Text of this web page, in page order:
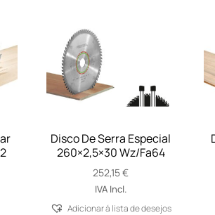
Disco De Serra Especial
260×2,5×30 Wz/Fa64
252,15€
IVA Incl.
Adicionar á lista de desejos